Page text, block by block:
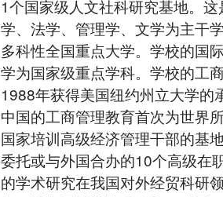
1个国家级人文社科研究基地。
学、法学、管理学、文学为主干
多科性全国重点大学。学校的国
学为国家级重点学科。学校的工
1988年获得美国纽约州立大学的
中国的工商管理教育首次为世界
国家培训高级经济管理干部的基
委托或与外国合办的10个高级在
的学术研究在我国对外经贸科研